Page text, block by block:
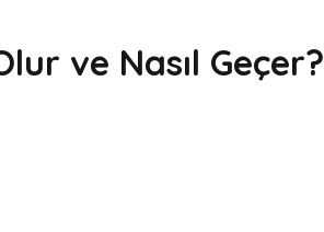
ve Nasıl Geçer?